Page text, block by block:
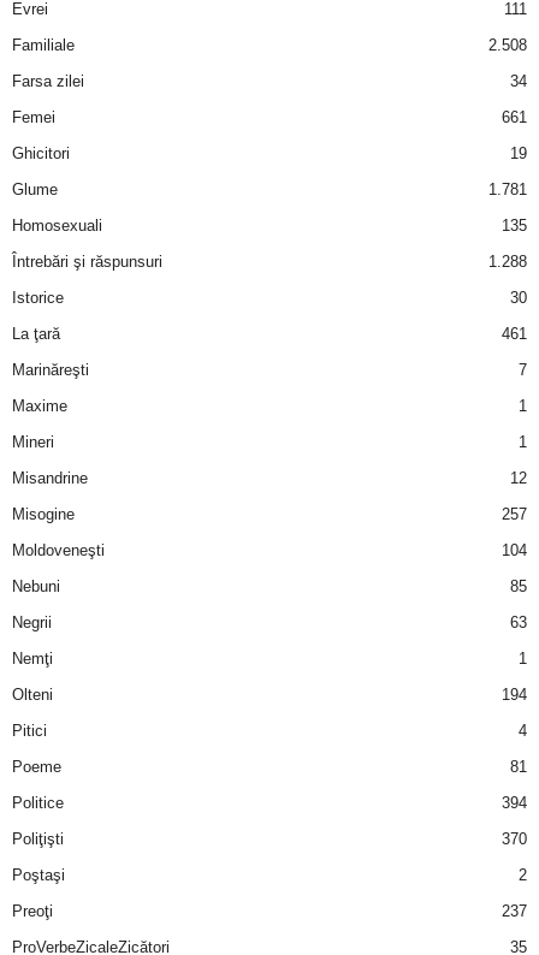
Evrei
111
Familiale
2.508
Farsa zilei
34
Femei
661
Ghicitori
19
Glume
1.781
Homosexuali
135
Întrebări şi răspunsuri
1.288
Istorice
30
La ţară
461
Marinăreşti
7
Maxime
1
Mineri
1
Misandrine
12
Misogine
257
Moldoveneşti
104
Nebuni
85
Negrii
63
Nemţi
1
Olteni
194
Pitici
4
Poeme
81
Politice
394
Poliţişti
370
Poştaşi
2
Preoţi
237
ProVerbeZicaleZicători
35